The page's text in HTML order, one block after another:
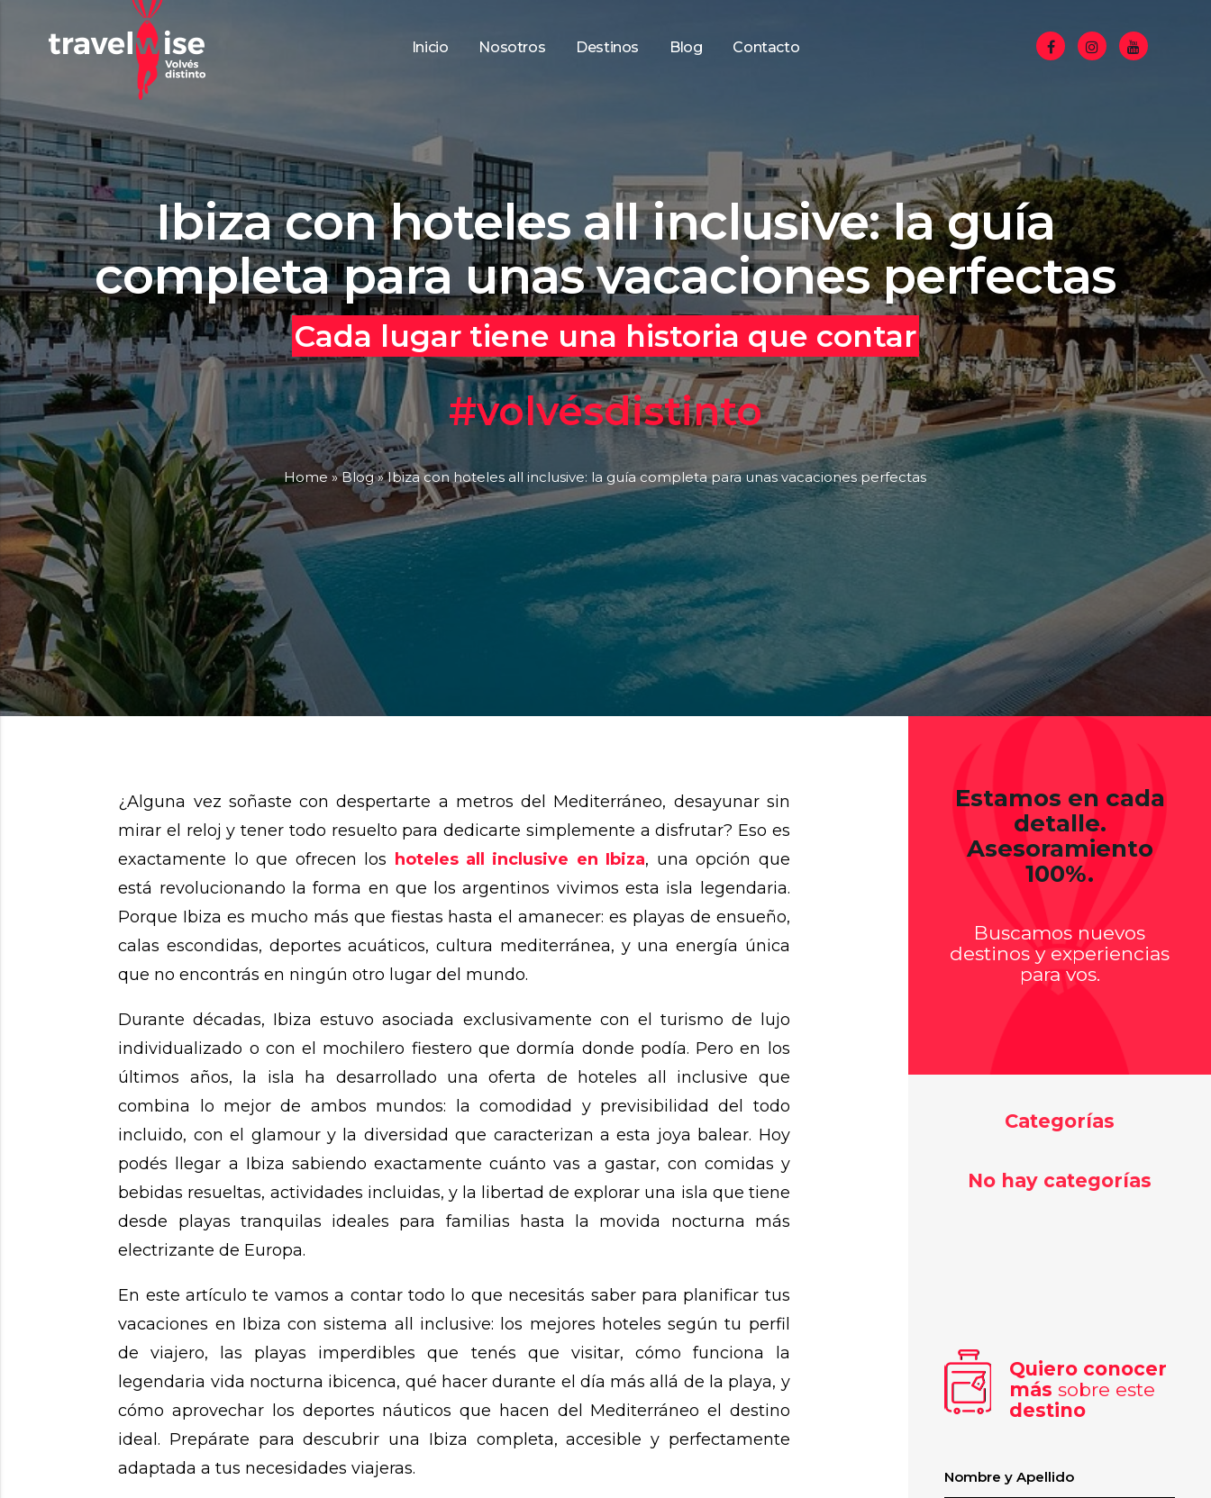
Inicio Nosotros Destinos Blog Contacto
Ibiza con hoteles all inclusive: la guía
completa para unas vacaciones perfectas
Cada lugar tiene una historia que contar
#volvésdistinto
Home »Blog»Ibiza con hoteles all inclusive: la guía completa para unas vacaciones perfectas
Estamos en cada
detalle.
Asesoramiento
100%.
Buscamos nuevos
destinos y experiencias
para vos.
Categorías
No hay categorías
Quiero conocer
más sobre este
destino
¿Alguna vez soñaste con despertarte a metros del Mediterráneo, desayunar sin
mirar el reloj y tener todo resuelto para dedicarte simplemente a disfrutar? Eso es
exactamente lo que ofrecen los hoteles all inclusive en Ibiza, una opción que
está revolucionando la forma en que los argentinos vivimos esta isla legendaria.
Porque Ibiza es mucho más que fiestas hasta el amanecer: es playas de ensueño,
calas escondidas, deportes acuáticos, cultura mediterránea, y una energía única
que no encontrás en ningún otro lugar del mundo.
Durante décadas, Ibiza estuvo asociada exclusivamente con el turismo de lujo
individualizado o con el mochilero fiestero que dormía donde podía. Pero en los
últimos años, la isla ha desarrollado una oferta de hoteles all inclusive que
combina lo mejor de ambos mundos: la comodidad y previsibilidad del todo
incluido, con el glamour y la diversidad que caracterizan a esta joya balear. Hoy
podés llegar a Ibiza sabiendo exactamente cuánto vas a gastar, con comidas y
bebidas resueltas, actividades incluidas, y la libertad de explorar una isla que tiene
desde playas tranquilas ideales para familias hasta la movida nocturna más
electrizante de Europa.
En este artículo te vamos a contar todo lo que necesitás saber para planificar tus
vacaciones en Ibiza con sistema all inclusive: los mejores hoteles según tu perfil
de viajero, las playas imperdibles que tenés que visitar, cómo funciona la
legendaria vida nocturna ibicenca, qué hacer durante el día más allá de la playa, y
cómo aprovechar los deportes náuticos que hacen del Mediterráneo el destino
ideal. Prepárate para descubrir una Ibiza completa, accesible y perfectamente
adaptada a tus necesidades viajeras.